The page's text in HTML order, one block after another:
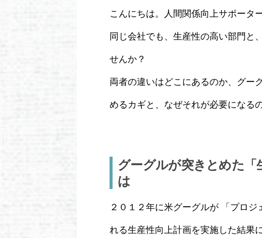
こんにちは。人間関係向上サポータ
同じ会社でも、生産性の高い部門と
せんか？
両者の違いはどこにあるのか、グー
めるカギと、なぜそれが必要になる
グーグルが突きとめた「
は
２０１２年に米グーグルが 「プロ
れる生産性向上計画を実施した結果